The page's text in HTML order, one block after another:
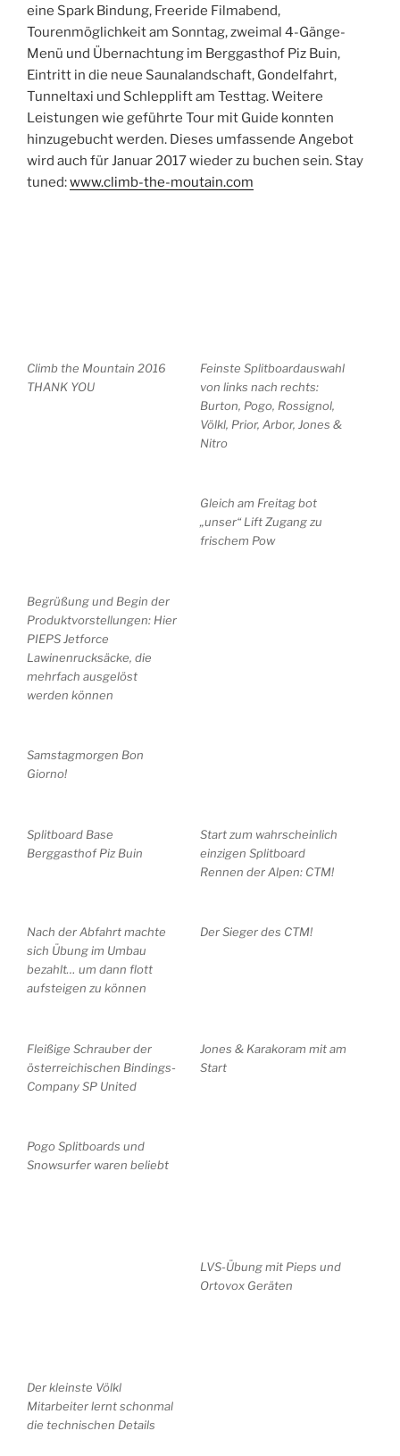
eine Spark Bindung, Freeride Filmabend,
Tourenmöglichkeit am Sonntag, zweimal 4-Gänge-
Menü und Übernachtung im Berggasthof Piz Buin,
Eintritt in die neue Saunalandschaft, Gondelfahrt,
Tunneltaxi und Schlepplift am Testtag. Weitere
Leistungen wie geführte Tour mit Guide konnten
hinzugebucht werden. Dieses umfassende Angebot
wird auch für Januar 2017 wieder zu buchen sein. Stay
tuned:www.climb-the-moutain.com
Climb the Mountain 2016
THANK YOU
Feinste Splitboardauswahl
von links nach rechts:
Burton, Pogo, Rossignol,
Völkl, Prior, Arbor, Jones &
Nitro
Gleich am Freitag bot
„unser“ Lift Zugang zu
frischem Pow
Begrüßung und Begin der
Produktvorstellungen: Hier
PIEPS Jetforce
Lawinenrucksäcke, die
mehrfach ausgelöst
werden können
Samstagmorgen Bon
Giorno!
Splitboard Base
Berggasthof Piz Buin
Start zum wahrscheinlich
einzigen Splitboard
Rennen der Alpen: CTM!
Nach der Abfahrt machte
sich Übung im Umbau
bezahlt… um dann flott
aufsteigen zu können
Der Sieger des CTM!
Fleißige Schrauber der
österreichischen Bindings-
Company SP United
Jones & Karakoram mit am
Start
Pogo Splitboards und
Snowsurfer waren beliebt
LVS-Übung mit Pieps und
Ortovox Geräten
Der kleinste Völkl
Mitarbeiter lernt schonmal
die technischen Details